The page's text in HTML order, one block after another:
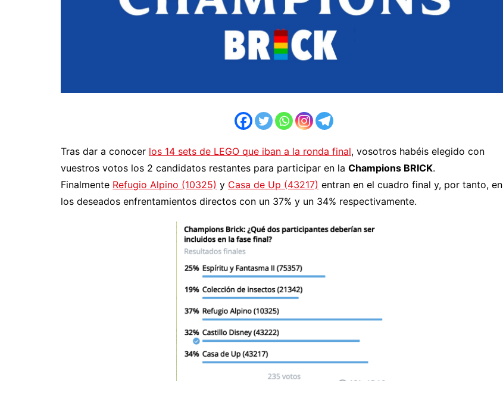
Tras dar a conocer los 14 sets de LEGO que iban a la ronda final, vosotros habéis elegido con
vuestros votos los 2 candidatos restantes para participar en la Champions BRICK.
Finalmente Refugio Alpino (10325) y Casa de Up (43217) entran en el cuadro final y, por tanto, en
los deseados enfrentamientos directos con un 37% y un 34% respectivamente.